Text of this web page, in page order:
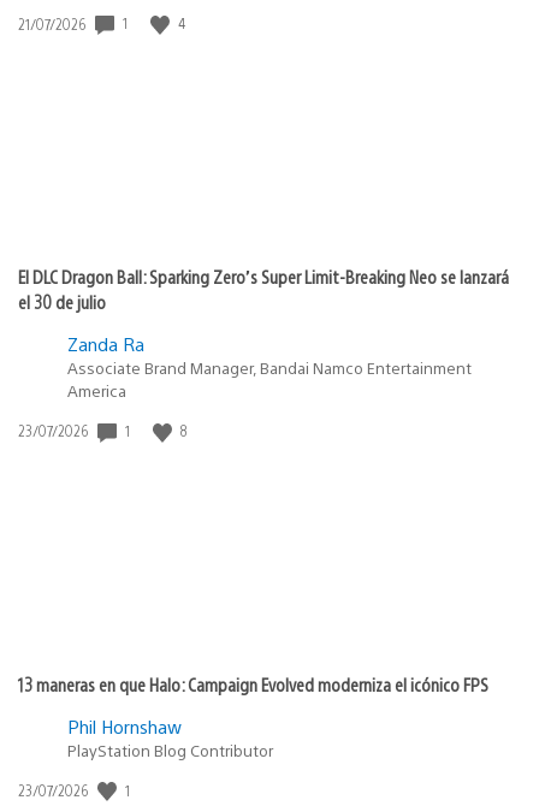
Fecha
21/07/2026 1 4
El DLC Dragon Ball: Sparking Zero’s Super Limit-Breaking Neo se lanzará
el 30 de julio
Zanda Ra
Associate Brand Manager, Bandai Namco Entertainment
America
Fecha
23/07/2026 1 8
13 maneras en que Halo: Campaign Evolved moderniza el icónico FPS
Phil Hornshaw
PlayStation Blog Contributor
Fecha
23/07/2026 1